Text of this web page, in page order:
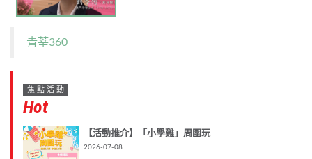
青莘360
焦點活動
Hot
【活動推介】「小學雞」周圍玩
2026-07-08